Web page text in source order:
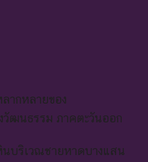
ากหลายของ
วัฒนธรรม ภาคตะวันออก
บริเวณชายหาดบางแสน